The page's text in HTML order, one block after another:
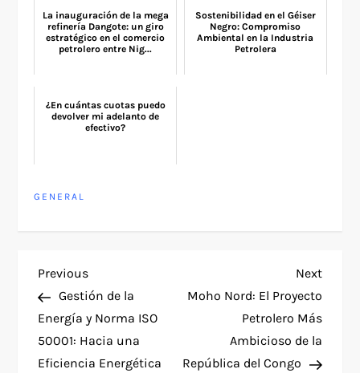
La inauguración de la mega
refinería Dangote: un giro
estratégico en el comercio
petrolero entre Nig...
Sostenibilidad en el Géiser
Negro: Compromiso
Ambiental en la Industria
Petrolera
¿En cuántas cuotas puedo
devolver mi adelanto de
efectivo?
GENERAL
P
o
s
Previous
Post
Previous
Gestión de la
Energía y Norma ISO
50001: Hacia una
Eficiencia Energética
Next
Post
Next
Moho Nord: El Proyecto
Petrolero Más
Ambicioso de la
República del Congo